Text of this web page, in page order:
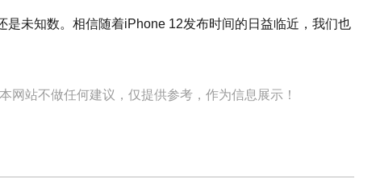
是未知数。相信随着iPhone 12发布时间的日益临近，我们也
网站不做任何建议，仅提供参考，作为信息展示！